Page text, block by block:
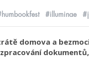
#illuminae
domova a